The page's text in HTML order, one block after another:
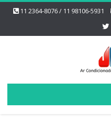
11 2364-8076 / 11 98106-5931